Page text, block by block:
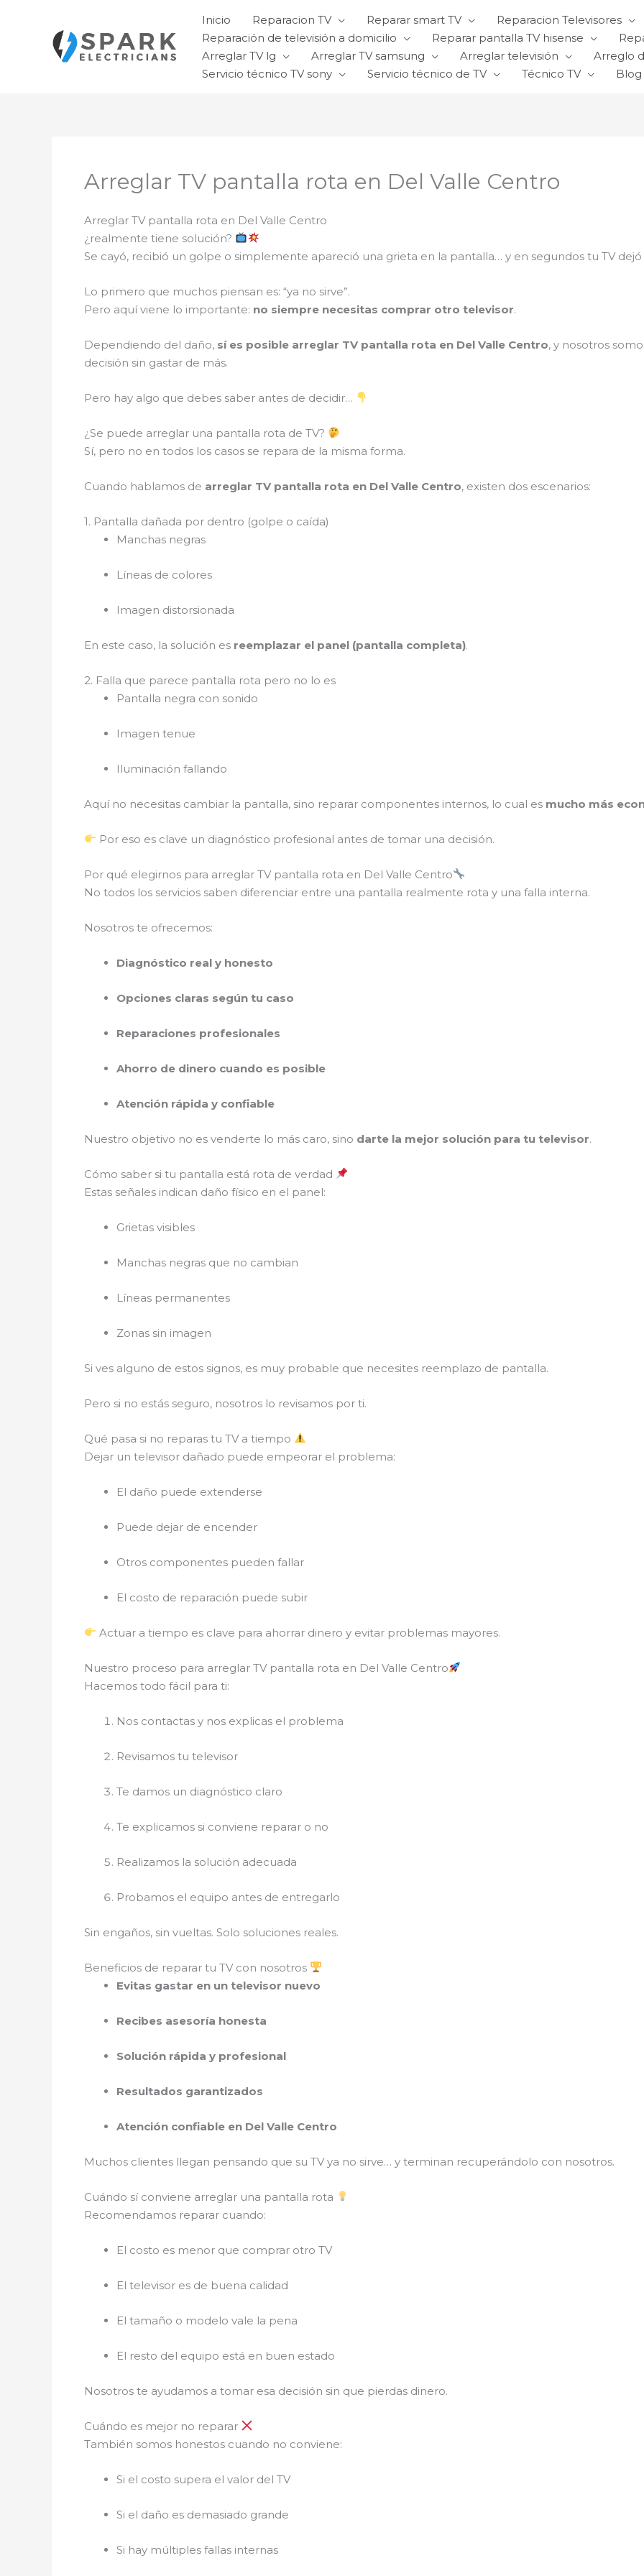
contenido
Inicio Reparacion TV Reparar smart TV Reparacion Televisores
Reparación de televisión a domicilio
Reparar pantalla TV hisense
Arreglar TV lg
Arreglar TV samsung Arreglar televisión Arreglo
Servicio técnico TV sony
Servicio técnico de TV Técnico TV Blog
Arreglar TV pantalla rota en Del Valle Centro
Arreglar TV pantalla rota en Del Valle Centro
¿realmente tiene solución?
Se cayó, recibió un golpe o simplemente apareció una grieta en la pantalla… y en segundos tu TV
Lo primero que muchos piensan es: “ya no sirve”.
Pero aquí viene lo importante: no siempre necesitas comprar otro televisor.
Dependiendo del daño, sí es posible arreglar TV pantalla rota en Del Valle Centro, y nosotros
decisión sin gastar de más.
Pero hay algo que debes saber antes de decidir…
¿Se puede arreglar una pantalla rota de TV?
Sí, pero no en todos los casos se repara de la misma forma.
Cuando hablamos de arreglar TV pantalla rota en Del Valle Centro, existen dos escenarios:
1. Pantalla dañada por dentro (golpe o caída)
Manchas negras
Líneas de colores
Imagen distorsionada
En este caso, la solución es reemplazar el panel (pantalla completa).
2. Falla que parece pantalla rota pero no lo es
Pantalla negra con sonido
Imagen tenue
Iluminación fallando
Aquí no necesitas cambiar la pantalla, sino reparar componentes internos, lo cual es mucho más
Por eso es clave un diagnóstico profesional antes de tomar una decisión.
Por qué elegirnos para arreglar TV pantalla rota en Del Valle Centro
No todos los servicios saben diferenciar entre una pantalla realmente rota y una falla interna.
Nosotros te ofrecemos:
Diagnóstico real y honesto
Opciones claras según tu caso
Reparaciones profesionales
Ahorro de dinero cuando es posible
Atención rápida y confiable
Nuestro objetivo no es venderte lo más caro, sino darte la mejor solución para tu televisor.
Cómo saber si tu pantalla está rota de verdad
Estas señales indican daño físico en el panel:
Grietas visibles
Manchas negras que no cambian
Líneas permanentes
Zonas sin imagen
Si ves alguno de estos signos, es muy probable que necesites reemplazo de pantalla.
Pero si no estás seguro, nosotros lo revisamos por ti.
Qué pasa si no reparas tu TV a tiempo
Dejar un televisor dañado puede empeorar el problema:
El daño puede extenderse
Puede dejar de encender
Otros componentes pueden fallar
El costo de reparación puede subir
Actuar a tiempo es clave para ahorrar dinero y evitar problemas mayores.
Nuestro proceso para arreglar TV pantalla rota en Del Valle Centro
Hacemos todo fácil para ti:
Nos contactas y nos explicas el problema
Revisamos tu televisor
Te damos un diagnóstico claro
Te explicamos si conviene reparar o no
Realizamos la solución adecuada
Probamos el equipo antes de entregarlo
Sin engaños, sin vueltas. Solo soluciones reales.
Beneficios de reparar tu TV con nosotros
Evitas gastar en un televisor nuevo
Recibes asesoría honesta
Solución rápida y profesional
Resultados garantizados
Atención confiable en Del Valle Centro
Muchos clientes llegan pensando que su TV ya no sirve… y terminan recuperándolo con nosotros.
Cuándo sí conviene arreglar una pantalla rota
Recomendamos reparar cuando:
El costo es menor que comprar otro TV
El televisor es de buena calidad
El tamaño o modelo vale la pena
El resto del equipo está en buen estado
Nosotros te ayudamos a tomar esa decisión sin que pierdas dinero.
Cuándo es mejor no reparar
También somos honestos cuando no conviene:
Si el costo supera el valor del TV
Si el daño es demasiado grande
Si hay múltiples fallas internas